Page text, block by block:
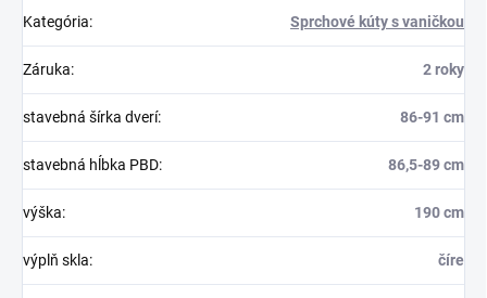
Kategória: Sprchové kúty s vaničkou
Záruka: 2 roky
stavebná šírka dverí: 86-91 cm
stavebná hĺbka PBD: 86,5-89 cm
výška: 190 cm
výplň skla: číre